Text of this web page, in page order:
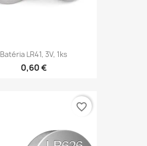
Batéria LR41, 3V, 1ks
0,60 €
favorite_border